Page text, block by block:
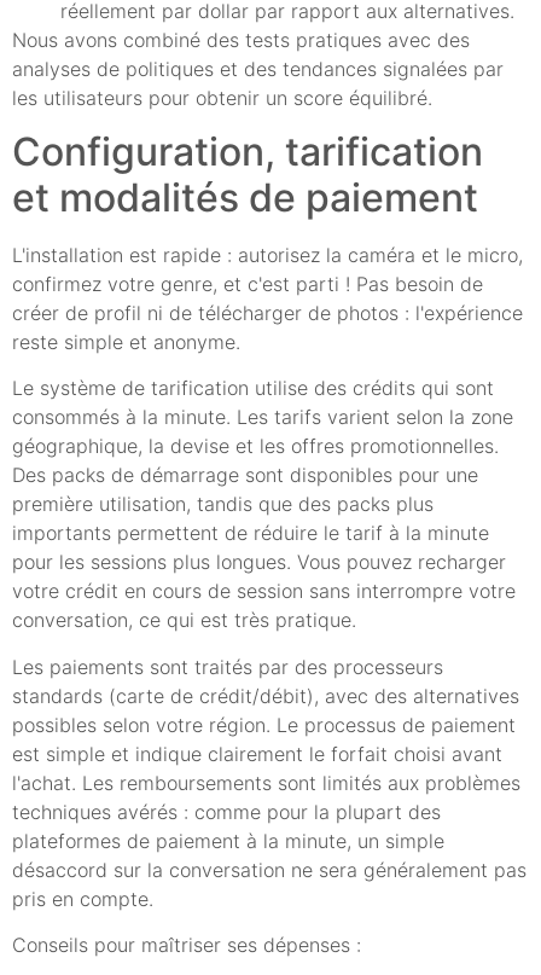
réellement par dollar par rapport aux alternatives.
Nous avons combiné des tests pratiques avec des
analyses de politiques et des tendances signalées par
les utilisateurs pour obtenir un score équilibré.
Configuration, tarification
et modalités de paiement
L'installation est rapide : autorisez la caméra et le micro,
confirmez votre genre, et c'est parti ! Pas besoin de
créer de profil ni de télécharger de photos : l'expérience
reste simple et anonyme.
Le système de tarification utilise des crédits qui sont
consommés à la minute. Les tarifs varient selon la zone
géographique, la devise et les offres promotionnelles.
Des packs de démarrage sont disponibles pour une
première utilisation, tandis que des packs plus
importants permettent de réduire le tarif à la minute
pour les sessions plus longues. Vous pouvez recharger
votre crédit en cours de session sans interrompre votre
conversation, ce qui est très pratique.
Les paiements sont traités par des processeurs
standards (carte de crédit/débit), avec des alternatives
possibles selon votre région. Le processus de paiement
est simple et indique clairement le forfait choisi avant
l'achat. Les remboursements sont limités aux problèmes
techniques avérés : comme pour la plupart des
plateformes de paiement à la minute, un simple
désaccord sur la conversation ne sera généralement pas
pris en compte.
Conseils pour maîtriser ses dépenses :